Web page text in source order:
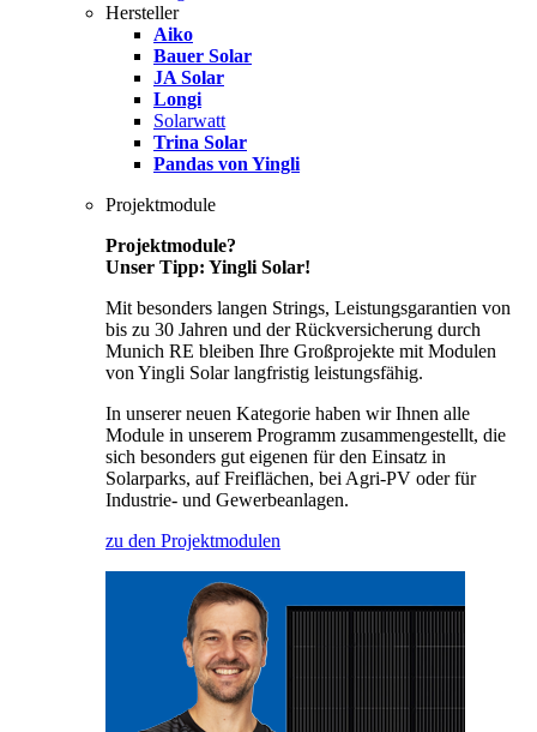
Hersteller
Aiko
Bauer Solar
JA Solar
Longi
Solarwatt
Trina Solar
Pandas von Yingli
Projektmodule
Projektmodule?
Unser Tipp: Yingli Solar!
Mit besonders langen Strings, Leistungsgarantien von
bis zu 30 Jahren und der Rückversicherung durch
Munich RE bleiben Ihre Großprojekte mit Modulen
von Yingli Solar langfristig leistungsfähig.
In unserer neuen Kategorie haben wir Ihnen alle
Module in unserem Programm zusammengestellt, die
sich besonders gut eigenen für den Einsatz in
Solarparks, auf Freiflächen, bei Agri-PV oder für
Industrie- und Gewerbeanlagen.
zu den Projektmodulen